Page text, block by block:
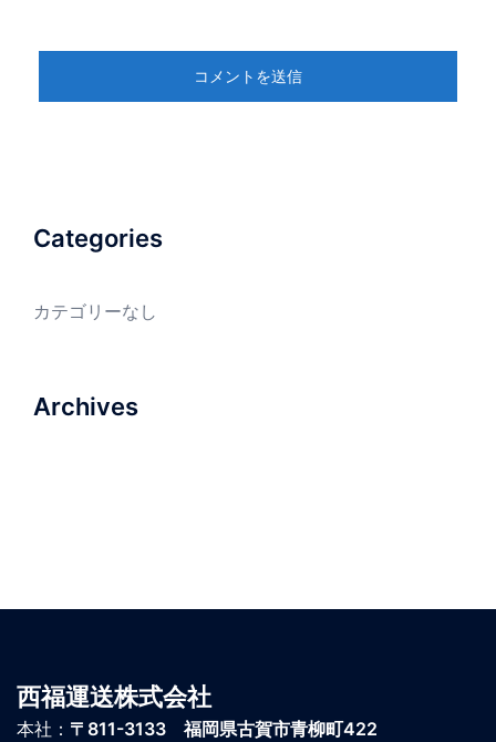
Categories
カテゴリーなし
Archives
西福運送株式会社
本社： 〒811-3133 福岡県古賀市青柳町422